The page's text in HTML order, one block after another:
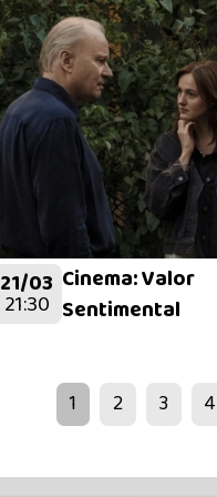
21/03
21:30
Cinema: Valor
Sentimental
1 2 3 4